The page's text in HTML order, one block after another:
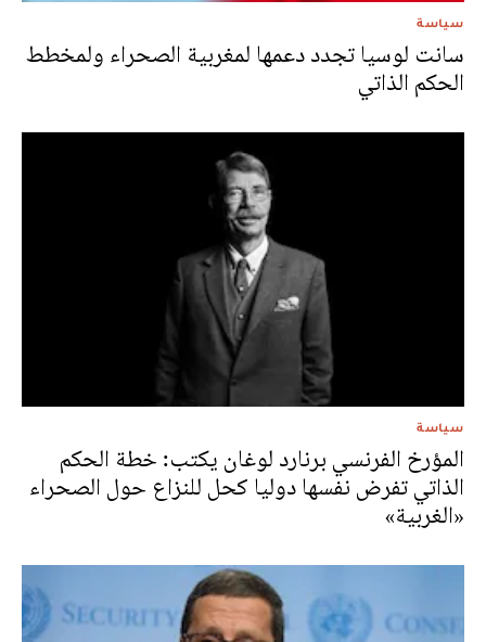
سياسة
سانت لوسيا تجدد دعمها لمغربية الصحراء ولمخطط
الحكم الذاتي
سياسة
المؤرخ الفرنسي برنارد لوغان يكتب: خطة الحكم
الذاتي تفرض نفسها دوليا كحل للنزاع حول الصحراء
«الغربية»